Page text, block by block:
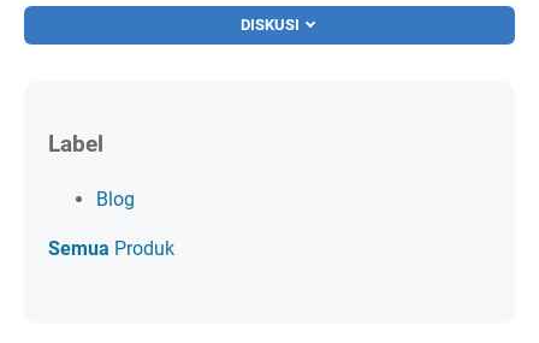
DISKUSI
Label
Blog
Semua Produk